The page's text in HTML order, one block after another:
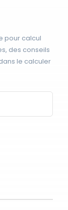
pour calcul
des conseils
le calculer